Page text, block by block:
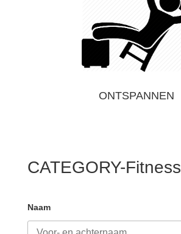
ONTSPANNEN
CATEGORY-Fitness
Naam